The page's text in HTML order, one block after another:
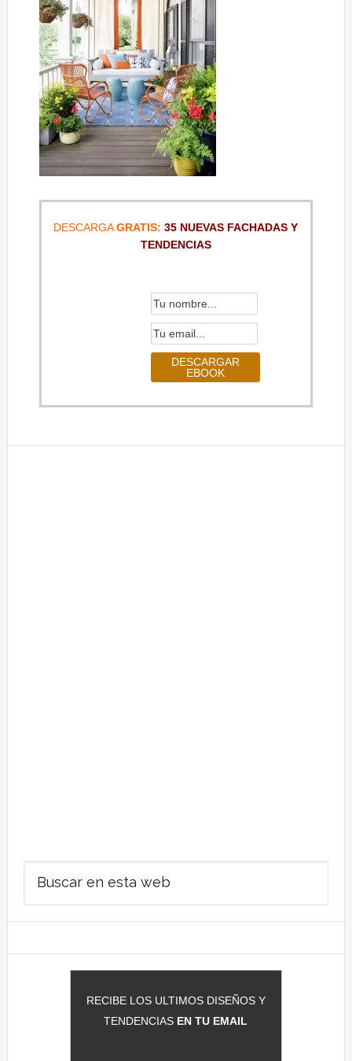
DESCARGAGRATIS: 35 NUEVAS FACHADAS Y
TENDENCIAS
Barra
lateral
principal
RECIBE LOS ULTIMOS DISEÑOS Y
TENDENCIAS EN TU EMAIL